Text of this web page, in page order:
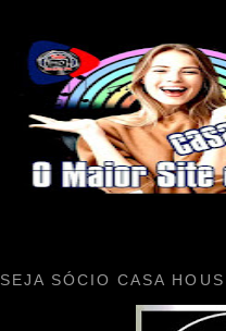
SEJA SÓCIO CASA